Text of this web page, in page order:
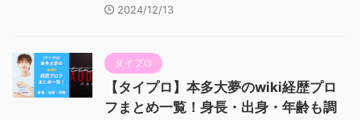
2024/12/13
タイプロ
【タイプロ】本多大夢のwiki経歴プロ
フまとめ一覧！身長・出身・年齢も調